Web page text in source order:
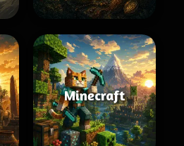
Minecraft